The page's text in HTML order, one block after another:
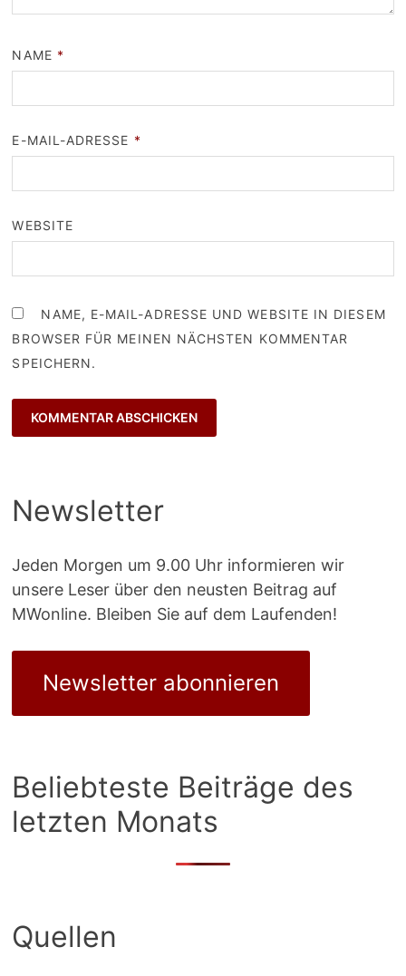
NAME *
E-MAIL-ADRESSE *
WEBSITE
NAME, E-MAIL-ADRESSE UND WEBSITE IN DIESEM
BROWSER FÜR MEINEN NÄCHSTEN KOMMENTAR
SPEICHERN.
Newsletter
Jeden Morgen um 9.00 Uhr informieren wir
unsere Leser über den neusten Beitrag auf
MWonline. Bleiben Sie auf dem Laufenden!
Newsletter abonnieren
Beliebteste Beiträge des
letzten Monats
Quellen